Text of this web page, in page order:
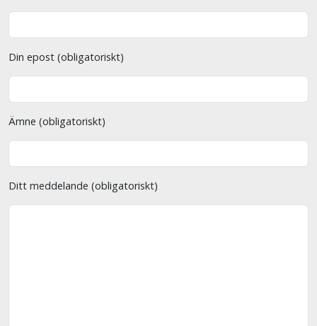
Din epost (obligatoriskt)
Ämne (obligatoriskt)
Ditt meddelande (obligatoriskt)